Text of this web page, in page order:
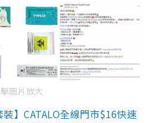
圖片放大
】CATALO全線門市$16快速